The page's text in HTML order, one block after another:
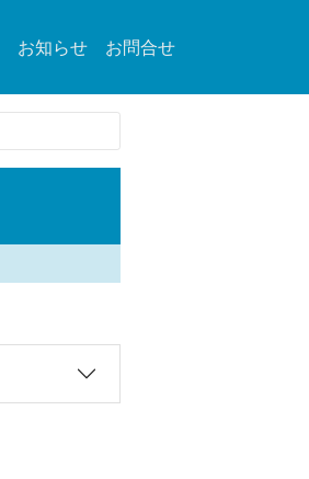
お知らせ お問合せ